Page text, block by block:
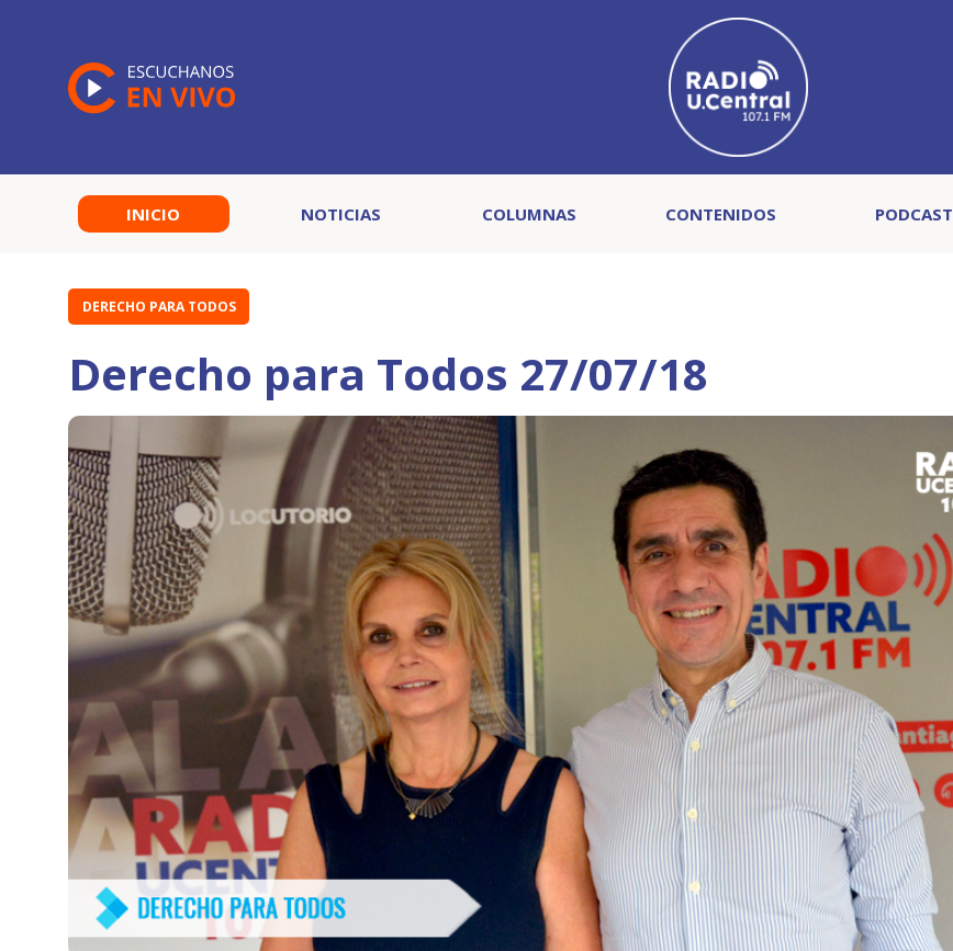
INICIO NOTICIAS COLUMNAS CONTENIDOS PODCAST
DERECHO PARA TODOS
Derecho para Todos 27/07/18